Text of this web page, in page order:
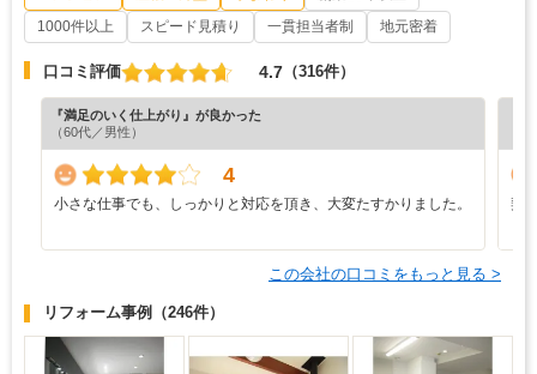
1000件以上
スピード見積り 一貫担当者制 地元密着
『満足のいく仕上がり』が良かった
（60代／男性）
小さな仕事でも、しっかりと対応を頂き、大変たすかりました。
『納
と